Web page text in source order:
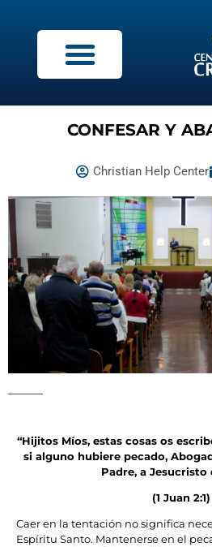
CONFESAR Y
Christian Help Center
“Hijitos Míos, estas cosas os
si alguno hubiere pecado,
Padre, a Jesucristo
(1 Juan 2:1)
Caer en la tentación no significa
Espíritu Santo. Mantenerse en el